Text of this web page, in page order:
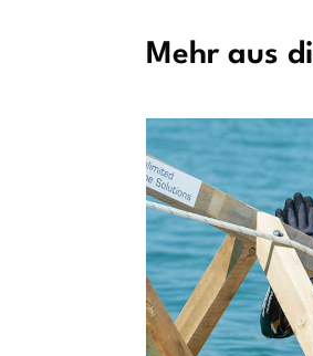
Mehr aus